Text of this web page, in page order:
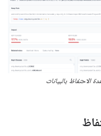
الاحتفاظ بالبيانات